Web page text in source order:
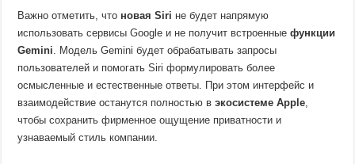
Важно отметить, что новая Siri не будет напрямую
использовать сервисы Google и не получит встроенныефункции
Gemini. Модель Gemini будет обрабатывать запросы
пользователей и помогать Siri формулировать более
осмысленные и естественные ответы. При этом интерфейс и
взаимодействие останутся полностью вэкосистеме Apple,
чтобы сохранить фирменное ощущение приватности и
узнаваемый стиль компании.